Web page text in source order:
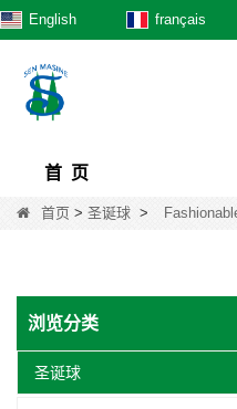
English français
首 页
首页 > 圣诞球 >
浏览分类
圣诞球